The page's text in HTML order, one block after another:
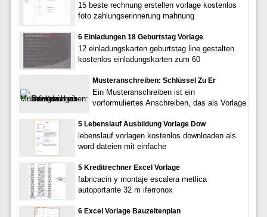
15 beste rechnung erstellen vorlage kostenlos
foto zahlungserinnerung mahnung
6 Einladungen 18 Geburtstag Vorlage
12 einladungskarten geburtstag line gestalten
kostenlos einladungskarten zum 60
Musteranschreiben: Schlüssel Zu Er
Ein Musteranschreiben ist ein
vorformuliertes Anschreiben, das als Vorlage
5 Lebenslauf Ausbildung Vorlage Dow
lebenslauf vorlagen kostenlos downloaden als
word dateien mit einfache
5 Kreditrechner Excel Vorlage
fabricacin y montaje escalera metlica
autoportante 32 m iferronox
6 Excel Vorlage Bauzeitenplan